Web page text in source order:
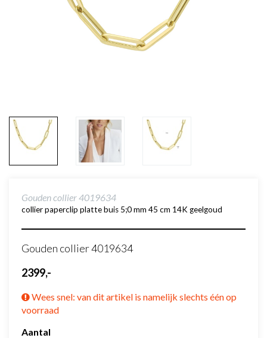
Gouden collier 4019634
collier paperclip platte buis 5;0 mm 45 cm 14K geelgoud
Gouden collier 4019634
2399,-
Wees snel: van dit artikel is namelijk slechts één op
voorraad
Aantal